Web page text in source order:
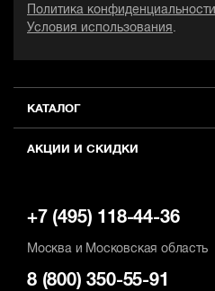
КАТАЛОГ
АКЦИИ И СКИДКИ
Политика конфиденциальности
Условия использования .
+7 (495) 118-44-36
Москва и Московская область
8 (800) 350-55-91